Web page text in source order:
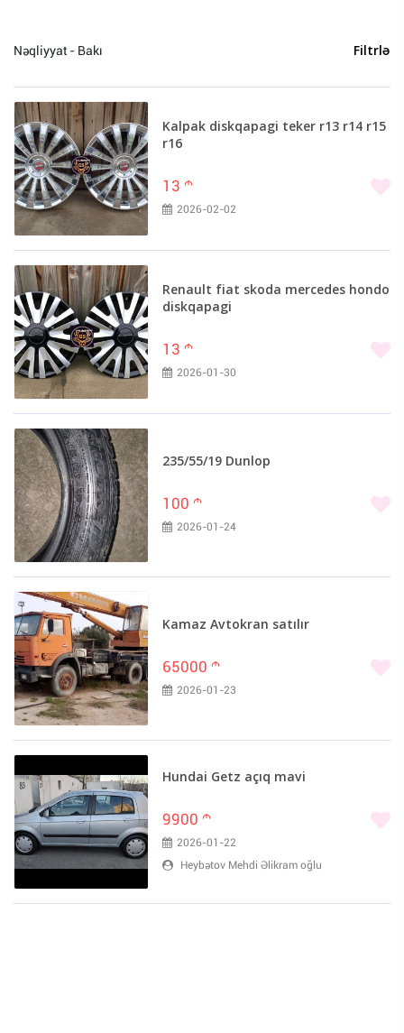
Nəqliyyat - Bakı Filtrlə
Kalpak diskqapagi teker r13 r14 r15
r16
13 m
2026-02-02
Renault fiat skoda mercedes hondo
diskqapagi
13 m
2026-01-30
235/55/19 Dunlop
100 m
2026-01-24
Kamaz Avtokran satılır
65000 m
2026-01-23
Hundai Getz açıq mavi
9900 m
2026-01-22
Heybətov Mehdi Əlikram oğlu